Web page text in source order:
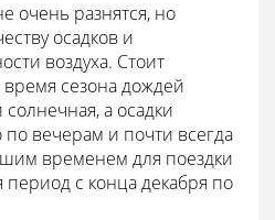
очень разнятся, но
осадков и
воздуха. Стоит
время сезона дождей
солнечная, а осадки
вечерам и почти всегда
временем для поездки
период с конца декабря по